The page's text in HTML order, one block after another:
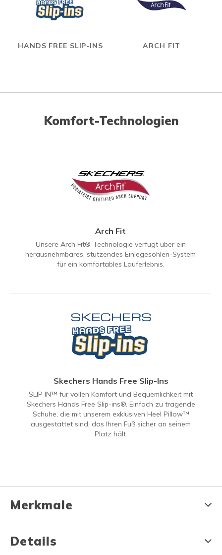
HANDS FREE SLIP-INS ARCH FIT
Komfort-Technologien
Arch Fit
Unsere Arch Fit®-Technologie verfügt über ein
herausnehmbares, stützendes Einlegesohlen-System
für ein komfortables Lauferlebnis.
Skechers Hands Free Slip-Ins
SLIP IN™ für vollen Komfort und Bequemlichkeit mit
Skechers Hands Free Slip-ins®. Einfach zu tragende
Schuhe, die mit unserem exklusiven Heel Pillow™
ausgestattet sind, das Ihren Fuß sicher an seinem
Platz hält.
Merkmale
Details